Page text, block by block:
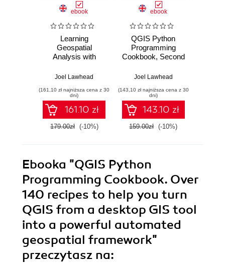
ebook
Learning
Geospatial
Analysis with
Understand GIS
perform remote
sensing data
analysis using
Python 3.7 - Third
Edition
Joel Lawhead
(161,10 zł najniższa cena z 30
dni)
161.10 zł
179.00zł (-10%)
ebook
QGIS Python
Programming
Cookbook, Second
geospatial
Second Edition
Joel Lawhead
(143,10 zł najniższa cena z 30
dni)
143.10 zł
159.00zł (-10%)
Ebooka "QGIS Python
Programming Cookbook. Over
140 recipes to help you turn
QGIS from a desktop GIS tool
into a powerful automated
geospatial framework"
przeczytasz na: